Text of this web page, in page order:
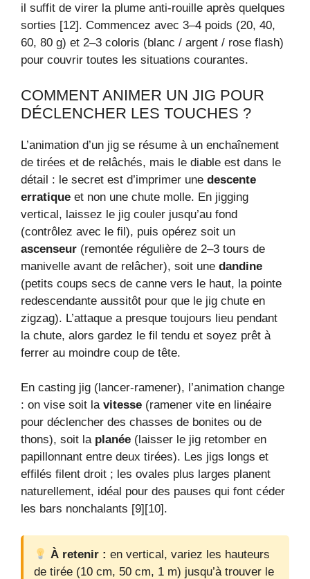
il suffit de virer la plume anti-rouille après quelques
sorties [12]. Commencez avec 3–4 poids (20, 40,
60, 80 g) et 2–3 coloris (blanc / argent / rose flash)
pour couvrir toutes les situations courantes.
COMMENT ANIMER UN JIG POUR
DÉCLENCHER LES TOUCHES ?
L’animation d’un jig se résume à un enchaînement
de tirées et de relâchés, mais le diable est dans le
détail : le secret est d’imprimer une descente
erratique et non une chute molle. En jigging
vertical, laissez le jig couler jusqu’au fond
(contrôlez avec le fil), puis opérez soit un
ascenseur (remontée régulière de 2–3 tours de
manivelle avant de relâcher), soit une dandine
(petits coups secs de canne vers le haut, la pointe
redescendante aussitôt pour que le jig chute en
zigzag). L’attaque a presque toujours lieu pendant
la chute, alors gardez le fil tendu et soyez prêt à
ferrer au moindre coup de tête.
En casting jig (lancer-ramener), l’animation change
: on vise soit la vitesse (ramener vite en linéaire
pour déclencher des chasses de bonites ou de
thons), soit la planée (laisser le jig retomber en
papillonnant entre deux tirées). Les jigs longs et
effilés filent droit ; les ovales plus larges planent
naturellement, idéal pour des pauses qui font céder
les bars nonchalants [9][10].
À retenir : en vertical, variez les hauteurs
de tirée (10 cm, 50 cm, 1 m) jusqu’à trouver le